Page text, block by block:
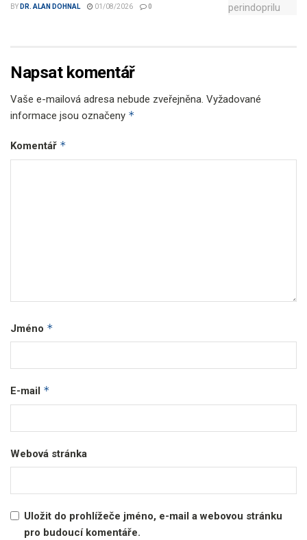
BY DR. ALAN DOHNAL 01/08/2026 0
Napsat komentář
Vaše e-mailová adresa nebude zveřejněna. Vyžadované
informace jsou označeny *
Komentář *
Jméno *
E-mail *
Webová stránka
Uložit do prohlížeče jméno, e-mail a webovou stránku
pro budoucí komentáře.